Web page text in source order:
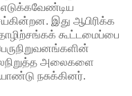
இது ஆபிரிக்க
கூட்டமைப்பை
அலைகளை
நசுக்கினர்.